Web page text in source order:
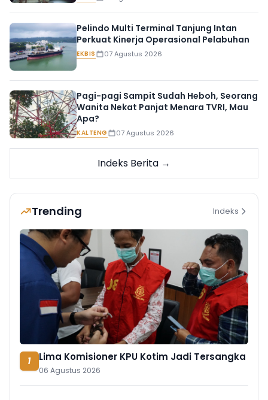
Pelindo Multi Terminal Tanjung Intan
Perkuat Kinerja Operasional Pelabuhan
EKBIS 07 Agustus 2026
Pagi-pagi Sampit Sudah Heboh, Seorang
Wanita Nekat Panjat Menara TVRI, Mau
Apa?
KALTENG 07 Agustus 2026
Indeks Berita →
Trending Indeks
1 Lima Komisioner KPU Kotim Jadi Tersangka
06 Agustus 2026